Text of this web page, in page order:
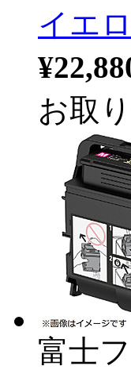
イエ
お取
富士